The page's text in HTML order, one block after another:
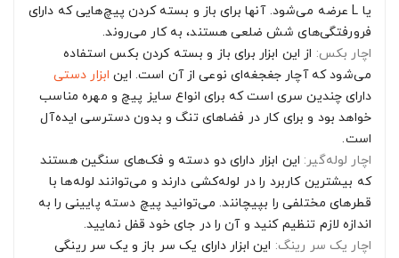
یا L عرضه می‌شود. آنها برای باز و بسته کردن پیچ‌هایی که دارای
فرورفتگی‌های شش ضلعی هستند، به کار می‌روند.
اچار بکس: از این ابزار برای باز و بسته کردن بکس استفاده
می‌شود که آچار جغجغه‌ای نوعی از آن است. این ابزار دستی
دارای چندین سری است که برای انواع سایز پیچ و مهره مناسب
خواهد بود و برای کار در فضاهای تنگ و بدون دسترسی ایده‌آل
است.
اچار لوله‌گیر: این ابزار دارای دو دسته و فک‌های سنگین هستند
که بیشترین کاربرد را در لوله‌کشی دارند و می‌توانند لوله‌ها با
قطرهای مختلفی را بپیچانند. می‌توانید پیچ دسته پایینی را به
اندازه لازم تنظیم کنید و آن را در جای خود قفل نمایید.
اچار یک سر رینگ: این ابزار دارای یک سر باز و یک سر رینگی